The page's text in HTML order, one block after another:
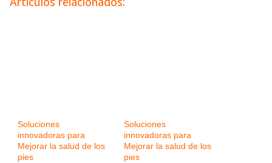
Soluciones
innovadoras para
Mejorar la salud de los
pies
Soluciones
innovadoras para
Mejorar la salud de los
pies